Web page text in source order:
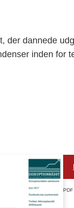
der dannede
inden for
PDF